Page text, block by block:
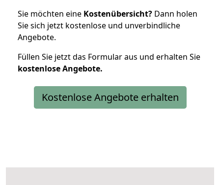
Sie möchten eine Kostenübersicht? Dann holen
Sie sich jetzt kostenlose und unverbindliche
Angebote.
Füllen Sie jetzt das Formular aus und erhalten Sie
kostenloseAngebote.
Kostenlose Angebote erhalten